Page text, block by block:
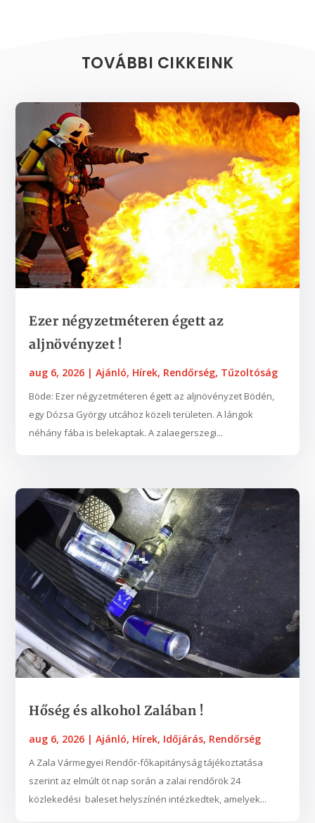
TOVÁBBI CIKKEINK
Ezer négyzetméteren égett az
aljnövényzet !
aug 6, 2026 |Ajánló, Hírek, Rendőrség, Tűzoltóság
Böde: Ezer négyzetméteren égett az aljnövényzet Bödén,
egy Dózsa György utcához közeli területen. A lángok
néhány fába is belekaptak. A zalaegerszegi...
Hőség és alkohol Zalában !
aug 6, 2026 |Ajánló, Hírek, Időjárás, Rendőrség
A Zala Vármegyei Rendőr-főkapitányság tájékoztatása
szerint az elmúlt öt nap során a zalai rendőrök 24
közlekedési baleset helyszínén intézkedtek, amelyek...